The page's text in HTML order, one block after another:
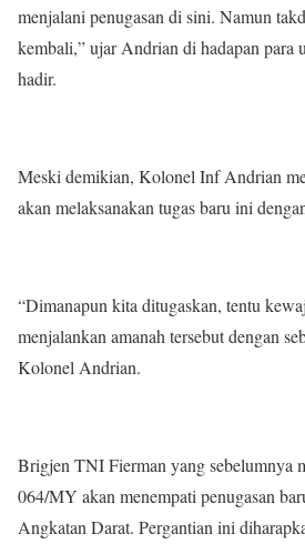
menjalani penugasan di sini. Namun
kembali,” ujar Andrian di hadapan para
hadir.
Meski demikian, Kolonel Inf Andrian
akan melaksanakan tugas baru ini
“Dimanapun kita ditugaskan, tentu
menjalankan amanah tersebut dengan
Kolonel Andrian.
Brigjen TNI Fierman yang sebelumnya
064/MY akan menempati penugasan
Angkatan Darat. Pergantian ini